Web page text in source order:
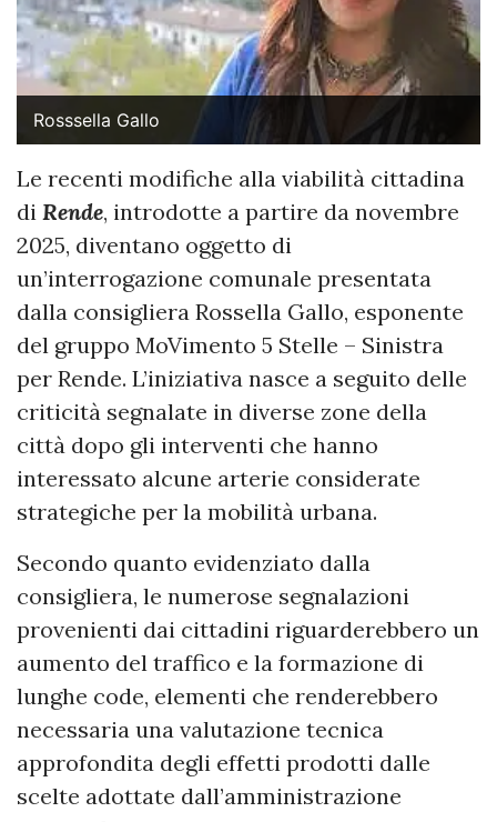
Rosssella Gallo
Le recenti modifiche alla viabilità cittadina
di Rende, introdotte a partire da novembre
2025, diventano oggetto di
un’interrogazione comunale presentata
dalla consigliera Rossella Gallo, esponente
del gruppo MoVimento 5 Stelle – Sinistra
per Rende. L’iniziativa nasce a seguito delle
criticità segnalate in diverse zone della
città dopo gli interventi che hanno
interessato alcune arterie considerate
strategiche per la mobilità urbana.
Secondo quanto evidenziato dalla
consigliera, le numerose segnalazioni
provenienti dai cittadini riguarderebbero un
aumento del traffico e la formazione di
lunghe code, elementi che renderebbero
necessaria una valutazione tecnica
approfondita degli effetti prodotti dalle
scelte adottate dall’amministrazione